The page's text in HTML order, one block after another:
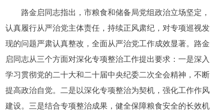
路金启同志指出，市粮食和储备局党组政治立场坚定，
认真履行从严治党主体责任，持续正风肃纪，对专项巡视发
现的问题严肃认真整改，全面从严治党工作成效显著。路金
启同志从三个方面对深化专项整治工作提出要求：一是深入
学习贯彻党的二十大和二十届中央纪委二次全会精神，不断
提高政治自觉。二是以深化专项整治为契机，强化工作作风
建设。三是结合专项整治成果，健全保障粮食安全的长效机